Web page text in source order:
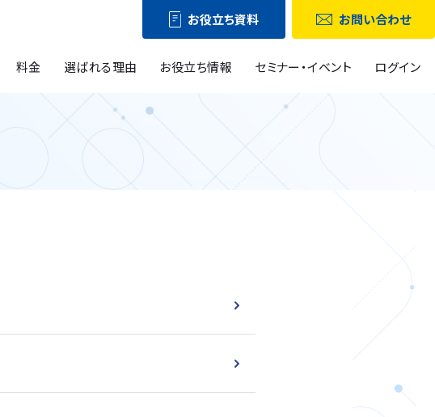
お役立ち資料 お問い合わせ
料金 選ばれる理由 お役立ち情報 セミナー・イベント ログイン